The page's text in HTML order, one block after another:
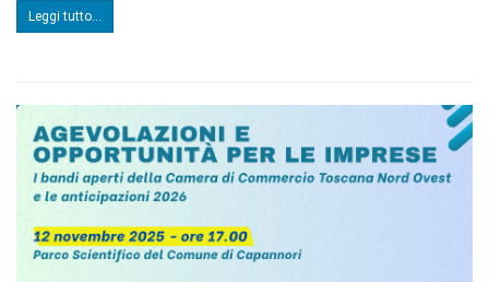
Leggi tutto...